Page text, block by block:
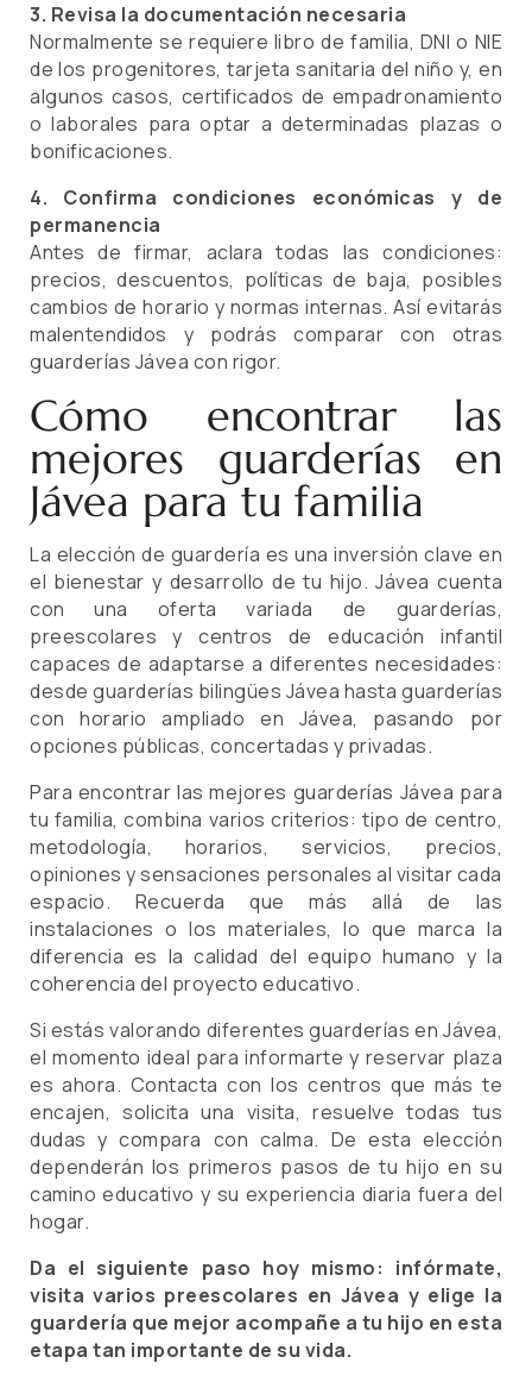
3. Revisa la documentación necesaria
Normalmente se requiere libro de familia, DNI o NIE
de los progenitores, tarjeta sanitaria del niño y, en
algunos casos, certificados de empadronamiento
o laborales para optar a determinadas plazas o
bonificaciones.
4. Confirma condiciones económicas y de
permanencia
Antes de firmar, aclara todas las condiciones:
precios, descuentos, políticas de baja, posibles
cambios de horario y normas internas. Así evitarás
malentendidos y podrás comparar con otras
guarderías Jávea con rigor.
Cómo encontrar las
mejores guarderías en
Jávea para tu familia
La elección de guardería es una inversión clave en
el bienestar y desarrollo de tu hijo. Jávea cuenta
con una oferta variada de guarderías,
preescolares y centros de educación infantil
capaces de adaptarse a diferentes necesidades:
desde guarderías bilingües Jávea hasta guarderías
con horario ampliado en Jávea, pasando por
opciones públicas, concertadas y privadas.
Para encontrar las mejores guarderías Jávea para
tu familia, combina varios criterios: tipo de centro,
metodología, horarios, servicios, precios,
opiniones y sensaciones personales al visitar cada
espacio. Recuerda que más allá de las
instalaciones o los materiales, lo que marca la
diferencia es la calidad del equipo humano y la
coherencia del proyecto educativo.
Si estás valorando diferentes guarderías en Jávea,
el momento ideal para informarte y reservar plaza
es ahora. Contacta con los centros que más te
encajen, solicita una visita, resuelve todas tus
dudas y compara con calma. De esta elección
dependerán los primeros pasos de tu hijo en su
camino educativo y su experiencia diaria fuera del
hogar.
Da el siguiente paso hoy mismo: infórmate,
visita varios preescolares en Jávea y elige la
guardería que mejor acompañe a tu hijo en esta
etapa tan importante de su vida.